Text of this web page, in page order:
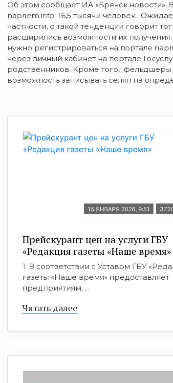
Об этом сообщает ИА «Брянск новости».
napriem.info 16,5 тысячи человек.
частности, о такой тенденции говорит
расширились возможности их
нужно регистрироваться на портале
через личный кабинет на портале
родственников. Кроме того,
возможность записывать селян на
15 ЯНВАРЯ 2026, 9:51
Прейскурант цен на услуги ГБУ
«Редакция газеты «Наше время»
1. В соответствии с Уставом ГБУ
газеты «Наше время» предоставляет
предприятиям, ...
Читать далее